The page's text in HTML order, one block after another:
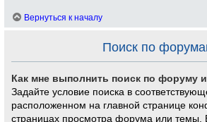
Вернуться к началу
Поиск по
Как мне выполнить поиск по форуму
Задайте условие поиска в
расположенном на главной странице
страницах просмотра форума или темы.